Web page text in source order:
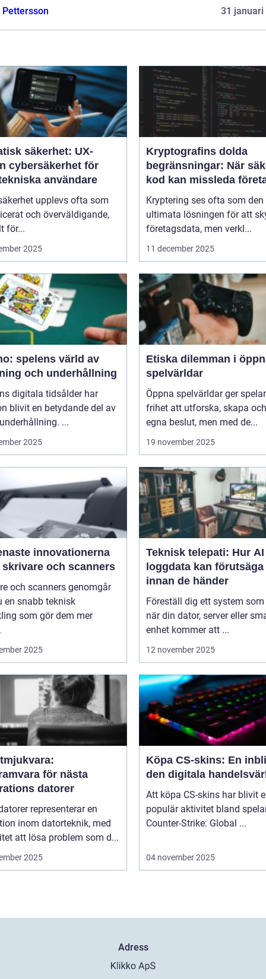
31 januari
säkerhet: UX-
cybersäkerhet för
användare
upplevs ofta som
och överväldigande,
för...
2025
Kryptografins dolda
begränsningar: När
kod kan missleda
Kryptering ses ofta som den
ultimata lösningen för att
företagsdata, men verkl...
11 december 2025
spelens värld av
och underhållning
digitala tidsålder har
blivit en betydande del av
...
2025
Etiska dilemman i
spelvärldar
Öppna spelvärldar ger
frihet att utforska, skapa
egna beslut, men med de...
19 november 2025
innovationerna
och scanners
och scanners genomgår
en snabb teknisk
som gör dem mer
2025
Teknisk telepati: Hur
loggdata kan
innan de händer
Föreställ dig ett system som
när din dator, server eller
enhet kommer att ...
12 november 2025
för nästa
datorer
representerar en
inom datorteknik, med
att lösa problem som d...
2025
Köpa CS-skins: En
den digitala
Att köpa CS-skins har blivit
populär aktivitet bland
Counter-Strike: Global ...
04 november 2025
Adress